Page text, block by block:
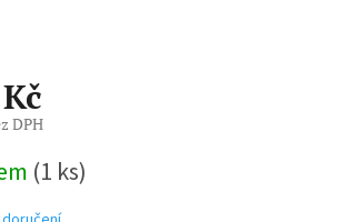
DPH
(1 ks)